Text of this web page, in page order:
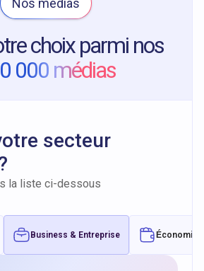
brand content
Nos médias
choix parmi nos
000 médias
secteur
la liste ci-dessous
Business & Entreprise Économie